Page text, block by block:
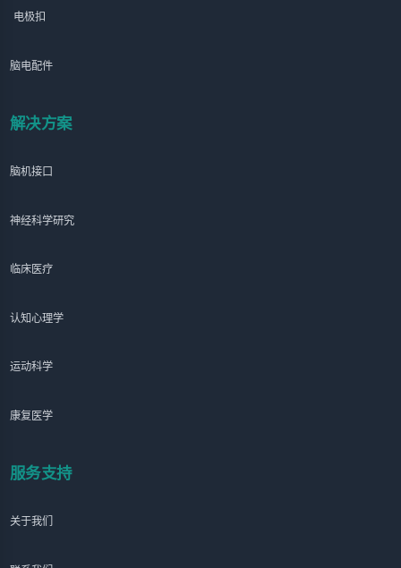
电极扣
脑电配件
解决方案
脑机接口
神经科学研究
临床医疗
认知心理学
运动科学
康复医学
服务支持
关于我们